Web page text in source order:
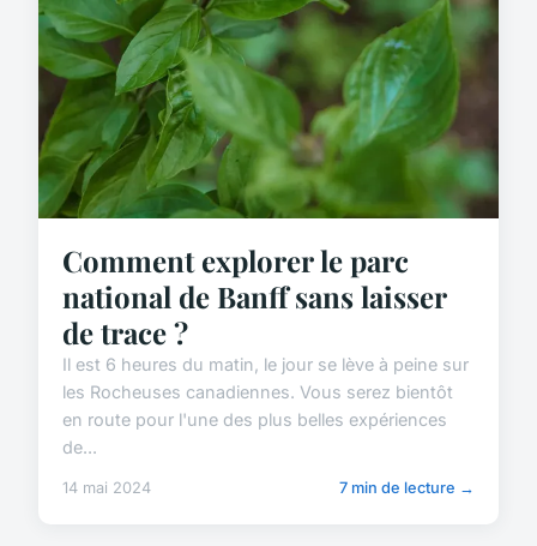
Comment explorer le parc
national de Banff sans laisser
de trace ?
Il est 6 heures du matin, le jour se lève à peine sur
les Rocheuses canadiennes. Vous serez bientôt
en route pour l'une des plus belles expériences
de...
14 mai 2024 7 min de lecture →